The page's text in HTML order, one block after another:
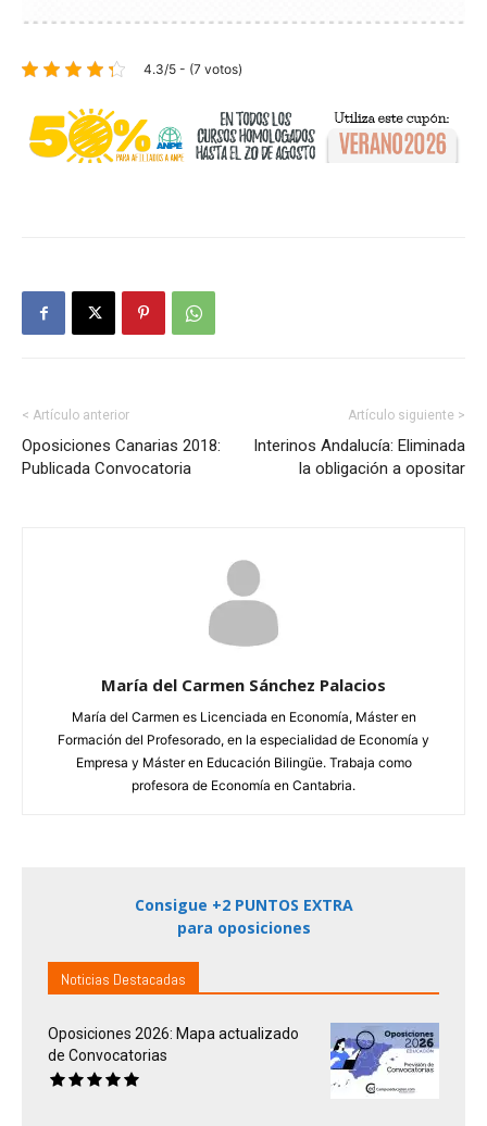
4.3/5 - (7 votos)
< Artículo anterior
Oposiciones Canarias 2018:
Publicada Convocatoria
Artículo siguiente >
Interinos Andalucía: Eliminada
la obligación a opositar
María del Carmen Sánchez Palacios
María del Carmen es Licenciada en Economía, Máster en
Formación del Profesorado, en la especialidad de Economía y
Empresa y Máster en Educación Bilingüe. Trabaja como
profesora de Economía en Cantabria.
Consigue +2 PUNTOS EXTRA
para oposiciones
Noticias Destacadas
Oposiciones 2026: Mapa actualizado
de Convocatorias